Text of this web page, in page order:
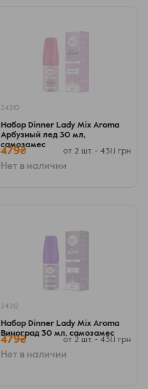
24210
Набор Dinner Lady Mix Aroma
Арбузный лед 30 мл,
самозамес
479₴ от 2 шт. - 431.1 грн
Нет в наличии
24212
Набор Dinner Lady Mix Aroma
Виноград 30 мл, самозамес
479₴ от 2 шт. - 431.1 грн
Нет в наличии